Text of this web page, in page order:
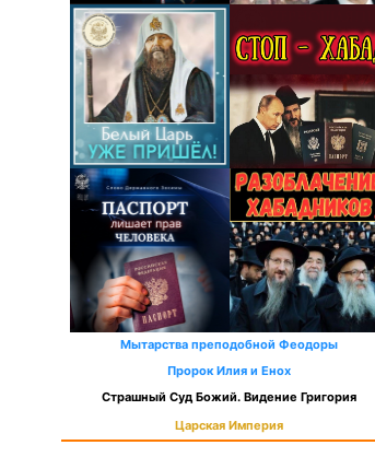
Мытарства преподобной Феодоры
Пророк Илия и Енох
Страшный Суд Божий. Видение Григория
Царская Империя